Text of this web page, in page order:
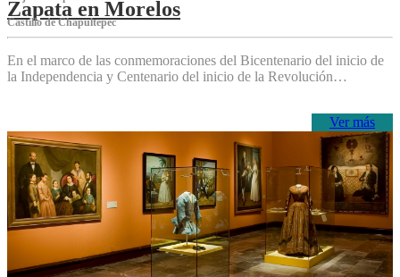
Zapata en Morelos
Castillo de Chapultepec
En el marco de las conmemoraciones del Bicentenario del inicio de
la Independencia y Centenario del inicio de la Revolución…
Ver más